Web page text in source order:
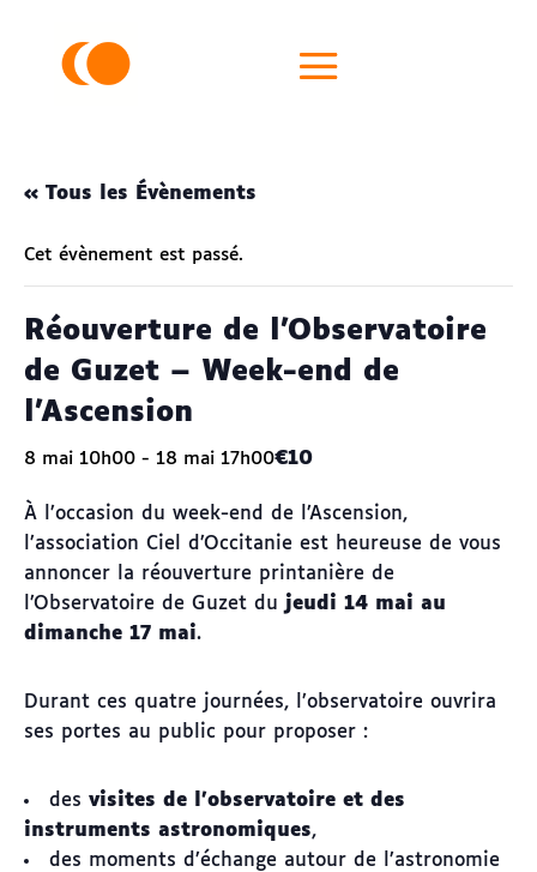
« Tous les Évènements
Cet évènement est passé.
Réouverture de l’Observatoire
de Guzet – Week-end de
l’Ascension
8 mai 10h00 - 18 mai 17h00€10
À l’occasion du week-end de l’Ascension,
l’association Ciel d’Occitanie est heureuse de vous
annoncer la réouverture printanière de
l’Observatoire de Guzet du jeudi 14 mai au
dimanche 17 mai.
Durant ces quatre journées, l’observatoire ouvrira
ses portes au public pour proposer :
des visites de l’observatoire et des
instruments astronomiques,
des moments d’échange autour de l’astronomie